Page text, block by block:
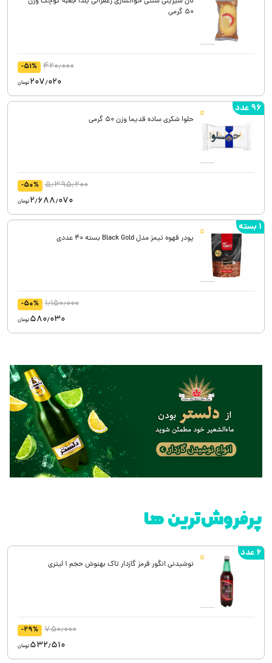
50 گرمی
420٫000 -51%
207٫020تومان
حلوا شکری ساده قدیما وزن 50 گرمی
5٫395٫200 -50%
2٫688٫070تومان
96 عدد
پودر قهوه تیمز مدل Black Gold بسته 40 عددی
1٫150٫000 -50%
580٫030تومان
1 بسته
پرفروش‌ترین ها
نوشیدنی انگور قرمز گازدار تاک بهنوش حجم 1 لیتری
750٫000 -29%
532٫510تومان
6 عدد